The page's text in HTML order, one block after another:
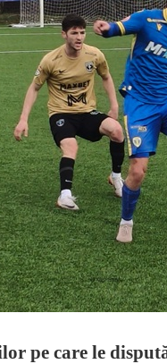
pe care le